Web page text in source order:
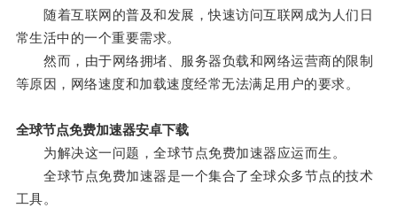
随着互联网的普及和发展，快速访问互联网成为人们日
常生活中的一个重要需求。
然而，由于网络拥堵、服务器负载和网络运营商的限制
等原因，网络速度和加载速度经常无法满足用户的要求。
全球节点免费加速器安卓下载
为解决这一问题，全球节点免费加速器应运而生。
全球节点免费加速器是一个集合了全球众多节点的技术
工具。